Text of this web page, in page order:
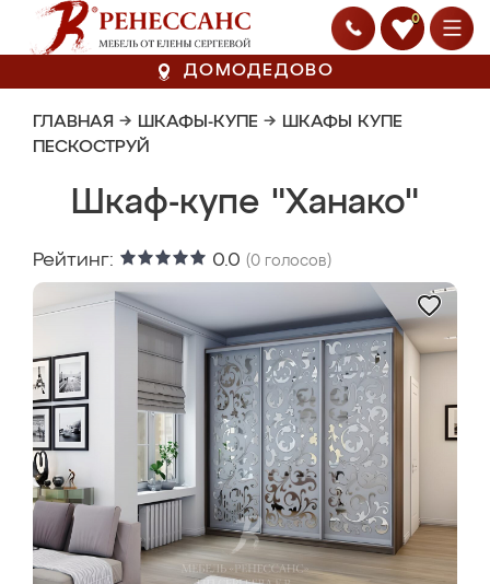
0
ДОМОДЕДОВО
ГЛАВНАЯ → ШКАФЫ-КУПЕ → ШКАФЫ КУПЕ
ПЕСКОСТРУЙ
Шкаф-купе "Ханако"
Рейтинг: 0.0 (0 голосов)